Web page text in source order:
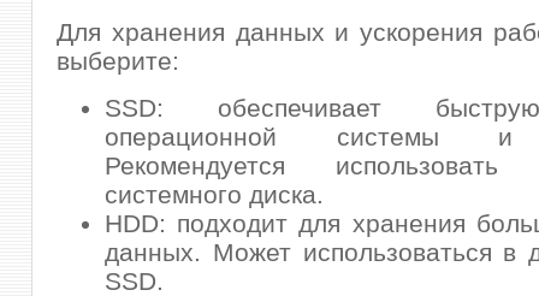
Для хранения данных и ускорения
выберите:
SSD: обеспечивает
операционной системы и
Рекомендуется
системного диска.
HDD: подходит для хранения
данных. Может использоваться в
SSD.